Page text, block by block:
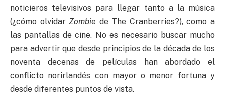
noticieros televisivos para llegar tanto a la música
(¿cómo olvidarZombie de The Cranberries?), como a
las pantallas de cine. No es necesario buscar mucho
para advertir que desde principios de la década de los
noventa decenas de películas han abordado el
conflicto norirlandés con mayor o menor fortuna y
desde diferentes puntos de vista.